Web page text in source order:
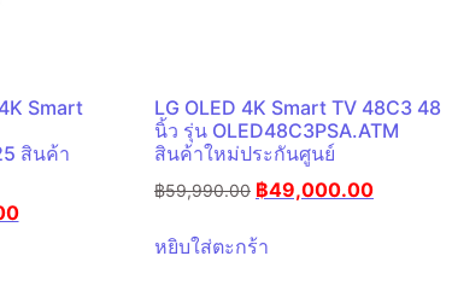
Smart
สินค้า
LG OLED 4K Smart TV 48C3 48
นิ้ว รุ่น OLED48C3PSA.ATM
สินค้าใหม่ประกันศูนย์
฿59,990.00 ฿49,000.00
หยิบใส่ตะกร้า